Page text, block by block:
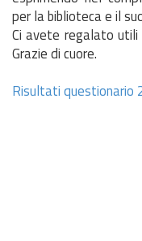
per la biblioteca e il
Ci avete regalato utili
Grazie di cuore.
Risultati questionario